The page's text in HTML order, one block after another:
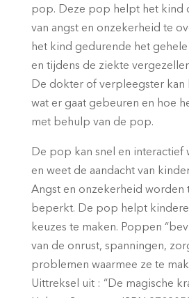
pop. Deze pop helpt het kind
van angst en onzekerheid te
het kind gedurende het
en tijdens de ziekte
De dokter of verpleegster kan
wat er gaat gebeuren en hoe
met behulp van de pop.
De pop kan snel en
en weet de aandacht van
Angst en onzekerheid worden
beperkt. De pop helpt
keuzes te maken. Poppen
van de onrust, spanningen,
problemen waarmee ze te
Uittreksel uit : “De magische